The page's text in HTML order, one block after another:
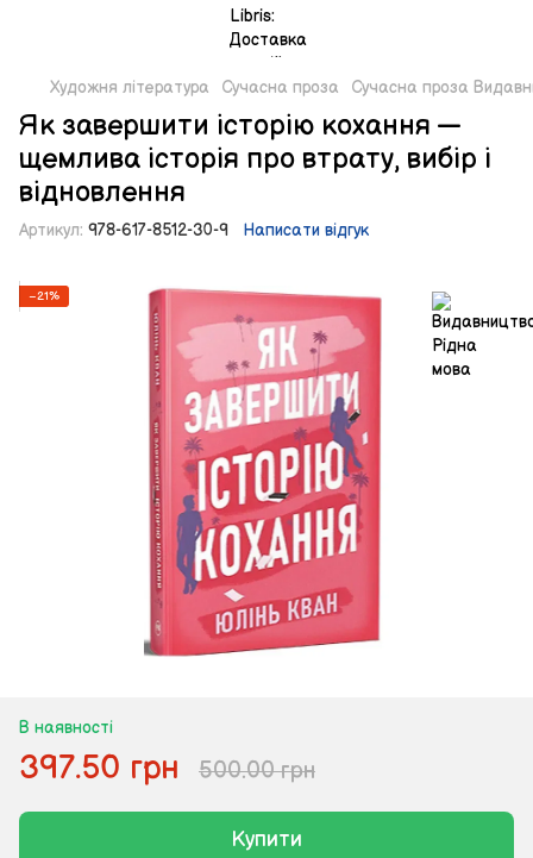
Художня література Сучасна проза Сучасна проза
Як завершити історію кохання —
щемлива історія про втрату, вибір і
відновлення
Артикул: 978-617-8512-30-9 Написати відгук
−21%
В наявності
397.50 грн 500.00 грн
Купити